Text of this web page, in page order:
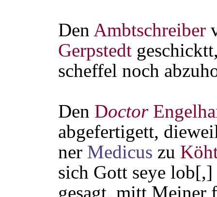
Den Ambtschreiber
Gerpstedt
scheffel noch
Den Doctor
abgefertigett,
ner Medicus zu
sich Gott seye
gesagt, mitt Meiner